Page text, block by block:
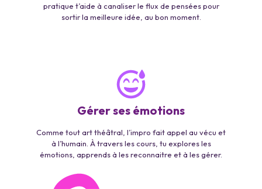
pratique t’aide à canaliser le flux de pensées pour
sortir la meilleure idée, au bon moment.
Gérer ses émotions
Comme tout art théâtral, l’impro fait appel au vécu et
à l’humain. À travers les cours, tu explores les
émotions, apprends à les reconnaitre et à les gérer.